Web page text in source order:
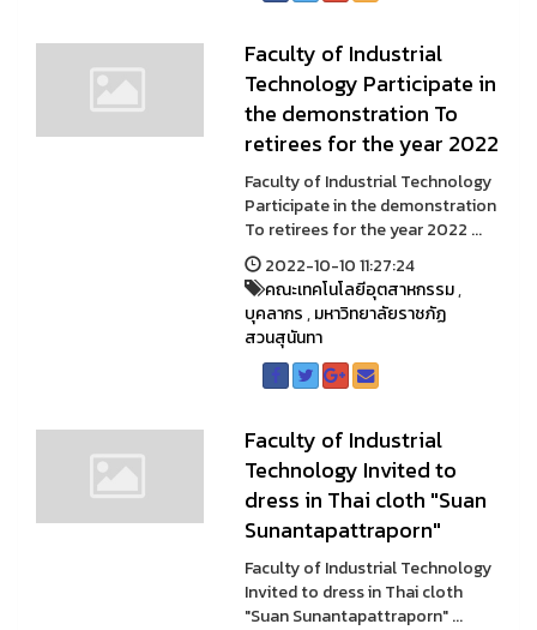
Faculty of Industrial
Technology Participate in
the demonstration To
retirees for the year 2022
Faculty of Industrial Technology
Participate in the demonstration
To retirees for the year 2022 ...
2022-10-10 11:27:24
คณะเทคโนโลยีอุตสาหกรรม,
บุคลากร,มหาวิทยาลัยราชภัฏ
สวนสุนันทา
Faculty of Industrial
Technology Invited to
dress in Thai cloth "Suan
Sunantapattraporn"
Faculty of Industrial Technology
Invited to dress in Thai cloth
"Suan Sunantapattraporn" ...